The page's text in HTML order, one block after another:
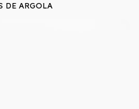
DE ARGOLA